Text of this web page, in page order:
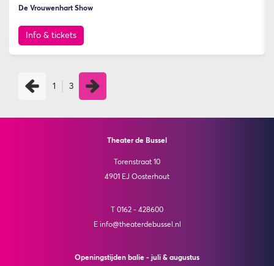
De Vrouwenhart Show
Info & tickets
1 3
Theater de Bussel
Torenstraat 10
4901 EJ Oosterhout
T 0162 - 428600
E info@theaterdebussel.nl
Openingstijden balie - juli & augustus